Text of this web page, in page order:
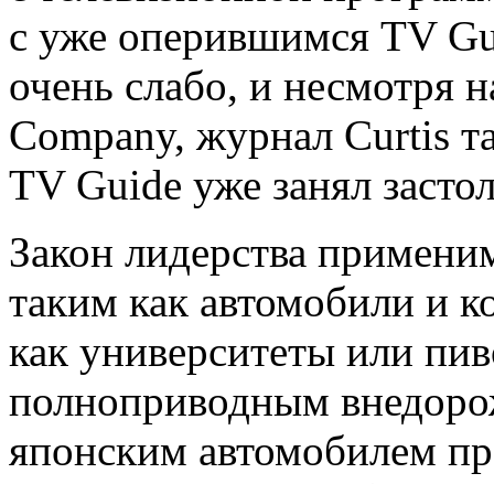
с уже оперившимся TV
очень слабо, и несмотря
Company, журнал Curtis
TV Guide уже занял
Закон лидерства
таким как автомобили и
как университеты или
полноприводным
японским автомобилем